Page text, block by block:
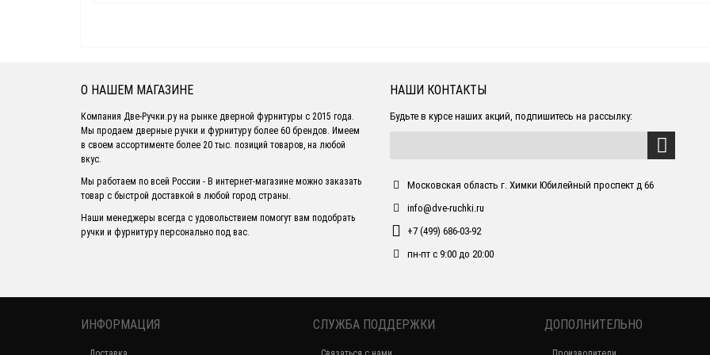
О НАШЕМ МАГАЗИНЕ
Компания Две-Ручки.ру на рынке дверной фурнитуры с 2015 года.
Мы продаем дверные ручки и фурнитуру более 60 брендов. Имеем
в своем ассортименте более 20 тыс. позиций товаров, на любой
вкус.
Мы работаем по всей России - В интернет-магазине можно заказать
товар с быстрой доставкой в любой город страны.
Наши менеджеры всегда с удовольствием помогут вам подобрать
ручки и фурнитуру персонально под вас.
НАШИ КОНТАКТЫ
Будьте в курсе наших акций, подпишитесь на рассылку:
Московская область г. Химки Юбилейный проспект д 66
info@dve-ruchki.ru
+7 (499) 686-03-92
пн-пт с 9:00 до 20:00
ИНФОРМАЦИЯ СЛУЖБА ПОДДЕРЖКИ ДОПОЛНИТЕЛЬНО